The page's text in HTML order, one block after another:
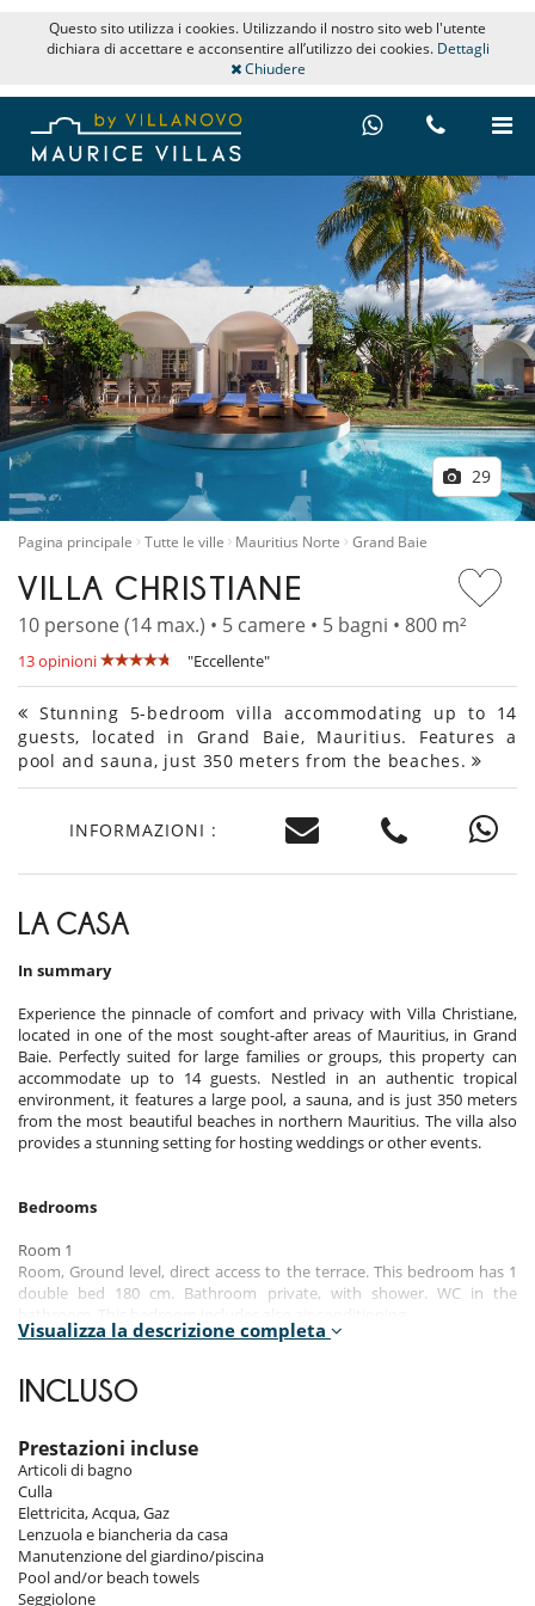
Questo sito utilizza i cookies. Utilizzando il nostro sito web l'utente
dichiara di accettare e acconsentire all’utilizzo dei cookies. Dettagli
Chiudere
29
Pagina principale Tutte le ville Mauritius Norte Grand Baie
VILLA CHRISTIANE
10 persone (14 max.) • 5 camere • 5 bagni • 800 m²
13 opinioni "Eccellente"
Stunning 5-bedroom villa accommodating up to 14
guests, located in Grand Baie, Mauritius. Features a
pool and sauna, just 350 meters from the beaches.
INFORMAZIONI :
LA CASA
In summary
Experience the pinnacle of comfort and privacy with Villa Christiane,
located in one of the most sought-after areas of Mauritius, in Grand
Baie. Perfectly suited for large families or groups, this property can
accommodate up to 14 guests. Nestled in an authentic tropical
environment, it features a large pool, a sauna, and is just 350 meters
from the most beautiful beaches in northern Mauritius. The villa also
provides a stunning setting for hosting weddings or other events.
Bedrooms
Room 1
Room, Ground level, direct access to the terrace. This bedroom has 1
double bed 180 cm. Bathroom private, with shower. WC in the
Room, Ground level, direct access to the terrace. This bedroom has 1
double bed 180 cm. Bathroom private, with shower. WC in the
Room 3
Room, Ground level, direct access to the terrace. This bedroom has 2
twin beds 90 cm configurable as a double bed. This bedroom includes
also air conditioning.
Room 4
Room, Ground level, direct access to the terrace. This bedroom has 1
Visualizza la descrizione completa
INCLUSO
Prestazioni incluse
Articoli di bagno
Culla
Elettricita, Acqua, Gaz
Lenzuola e biancheria da casa
Manutenzione del giardino/piscina
Pool and/or beach towels
Seggiolone